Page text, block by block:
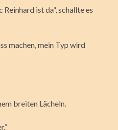
Reinhard ist da“, schallte es
machen, mein Typ wird
breiten Lächeln.